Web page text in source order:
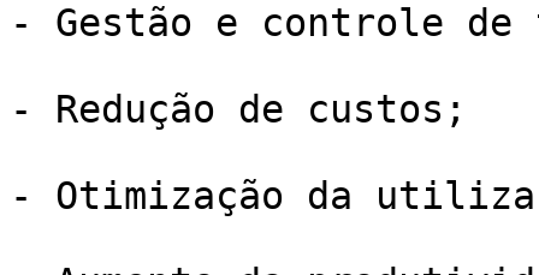
- Gestão e controle de
- Redução de custos;
- Otimização da